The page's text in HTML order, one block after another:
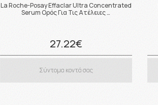
La Roche-Posay Effaclar Ultra Concentrated
Serum Ορός Για Τις Ατέλειες …
27.22€
Σύντομα κοντά σας